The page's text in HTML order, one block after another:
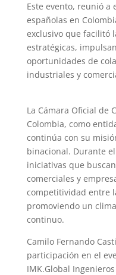
Este evento, reunió a
españolas en
exclusivo que facilitó
estratégicas,
oportunidades de
industriales y
La Cámara Oficial de
Colombia, como
continúa con su
binacional. Durante
iniciativas que
comerciales y
competitividad entre
promoviendo un
continuo.
Camilo Fernando
participación en el
IMK.Global